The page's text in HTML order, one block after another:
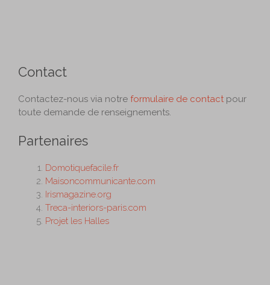
Contact
Contactez-nous via notre formulaire de contact pour
toute demande de renseignements.
Partenaires
Domotiquefacile.fr
Maisoncommunicante.com
Irismagazine.org
Treca-interiors-paris.com
Projet les Halles